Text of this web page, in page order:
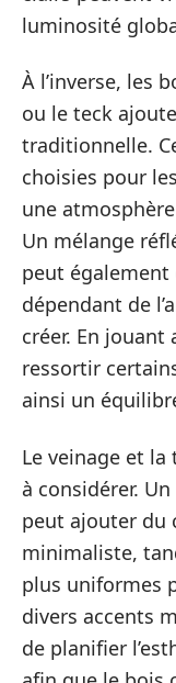
luminosité
À l’inverse, les
ou le teck
traditionnelle.
choisies pour
une
Un mélange
peut
dépendant de
créer. En
ressortir
ainsi un
Le veinage et
à considérer.
peut ajouter du
minimaliste,
plus uniformes
divers accents
de planifier